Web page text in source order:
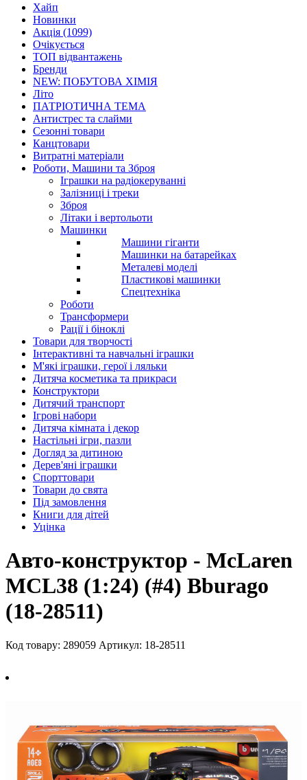
Хайп
Новинки
Акція (1099)
Очікується
ТОП відвантажень
Бренди
NEW: ПОБУТОВА ХІМІЯ
Літо
ПАТРІОТИЧНА ТЕМА
Антистрес та слайми
Сезонні товари
Канцтовари
Витратні матеріали
Роботи, Машини та Зброя
Іграшки на радіокеруванні
Залізниці і треки
Зброя
Літаки і вертольоти
Машинки
Машини гіганти
Машинки на батарейках
Металеві моделі
Пластикові машинки
Спецтехніка
Роботи
Трансформери
Рації і біноклі
Товари для творчості
Інтерактивні та навчальні іграшки
М'які іграшки, герої і ляльки
Дитяча косметика та прикраси
Конструктори
Дитячий транспорт
Ігрові набори
Дитяча кімната і декор
Настільні ігри, пазли
Догляд за дитиною
Дерев'яні іграшки
Спорттовари
Товари до свята
Під замовлення
Книги для дітей
Уцінка
Авто-конструктор - McLaren
MCL38 (1:24) (#4) Bburago
(18-28511)
Код товару: 289059 Артикул: 18-28511